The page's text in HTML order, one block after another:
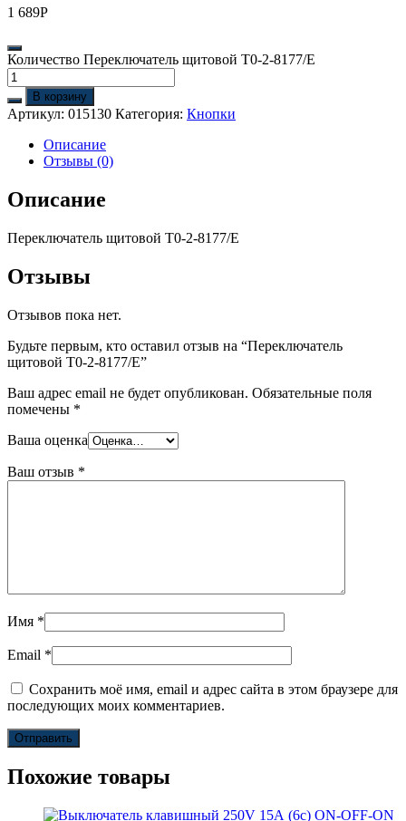
1 689Р
Количество Переключатель щитовой T0-2-8177/E
В корзину
Артикул: 015130 Категория: Кнопки
Описание
Отзывы (0)
Описание
Переключатель щитовой T0-2-8177/E
Отзывы
Отзывов пока нет.
Будьте первым, кто оставил отзыв на “Переключатель
щитовой T0-2-8177/E”
Ваш адрес email не будет опубликован. Обязательные поля
помечены *
Ваша оценка
Ваш отзыв *
Имя *
Email *
Сохранить моё имя, email и адрес сайта в этом браузере для
последующих моих комментариев.
Похожие товары